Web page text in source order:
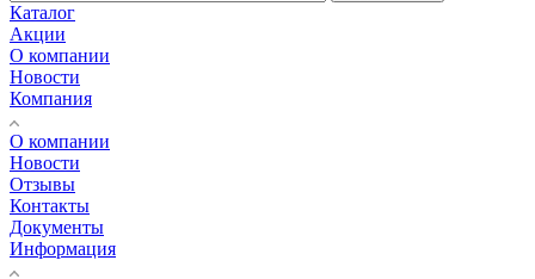
Каталог
Акции
О компании
Новости
Компания
О компании
Новости
Отзывы
Контакты
Документы
Информация